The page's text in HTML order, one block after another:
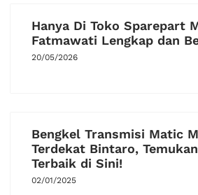
Hanya Di Toko Sparepart
Fatmawati Lengkap dan
20/05/2026
Bengkel Transmisi Matic
Terdekat Bintaro,
Terbaik di Sini!
02/01/2025